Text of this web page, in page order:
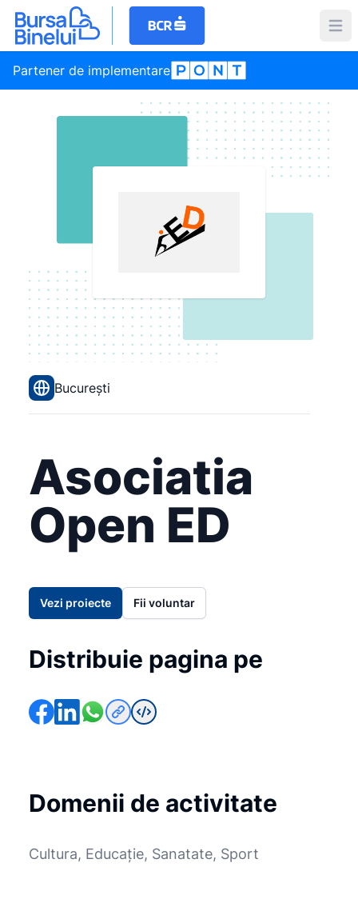
Partener de implementare
București
Asociatia
Open ED
Vezi proiecte Fii voluntar
Distribuie pagina pe
Domenii de activitate
Cultura, Educație, Sanatate, Sport